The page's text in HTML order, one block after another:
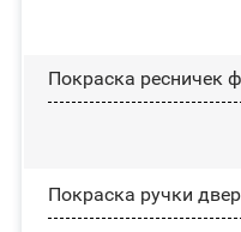
Покраска ресничек
Покраска ручки